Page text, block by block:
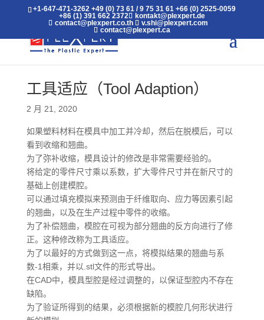
+1-647-471-3262 +49 (0) 73 61 / 9 75 31 61+66 (0) 2525-0059
+86 (1) 391 662 2372
kontakt@plexpert.de
contact@plexpert.co.th
v.shi@plexpert.com
contact@plexpert.ca
工具适应（Tool Adaption）
2 月 21, 2020
如果塑料材料在模具中加工并冷却，然后在脱模后，可以
看到收缩和翘曲。
为了弥补收缩，模具设计的修改是非常需要经验的。
将给定的零件尺寸乘以系数，扩大零件尺寸并在新尺寸的
基础上创建模腔。
可以通过填充模拟来预测由于纤维取向、应力等因素引起
的翘曲，以及在生产过程中零件的收缩。
为了补偿翘曲，模腔在可视为部分翘曲的反方向进行了修
正。这种修改称为工具适应。
为了以最好的方式做到这一点，将模拟结果的翘曲与系
数-1相乘，并以.stl文件的形式导出。
在CAD中，模具型腔是经过调整的，以保证型腔内不存在
缺陷。
为了验证所得到的结果，必须根据新的模腔几何形状进行